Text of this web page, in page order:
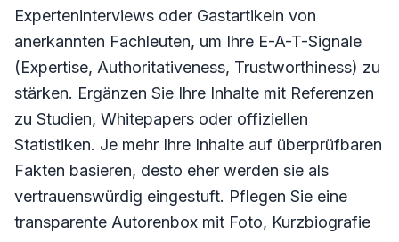
Experteninterviews oder Gastartikeln von
anerkannten Fachleuten, um Ihre E-A-T-Signale
(Expertise, Authoritativeness, Trustworthiness) zu
stärken. Ergänzen Sie Ihre Inhalte mit Referenzen
zu Studien, Whitepapers oder offiziellen
Statistiken. Je mehr Ihre Inhalte auf überprüfbaren
Fakten basieren, desto eher werden sie als
vertrauenswürdig eingestuft. Pflegen Sie eine
transparente Autorenbox mit Foto, Kurzbiografie